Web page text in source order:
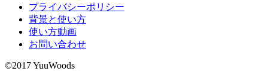
プライバシーポリシー
背景と使い方
使い方動画
お問い合わせ
©2017 YuuWoods